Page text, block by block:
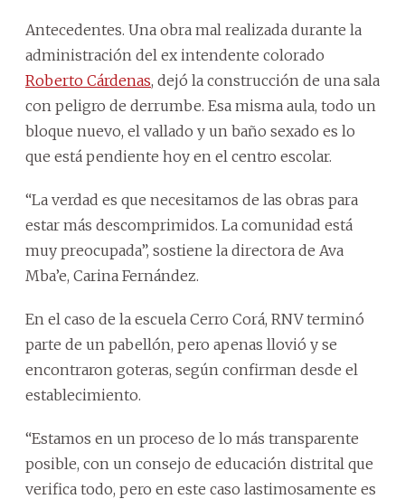
Antecedentes. Una obra mal realizada durante la
administración del ex intendente colorado
Roberto Cárdenas, dejó la construcción de una sala
con peligro de derrumbe. Esa misma aula, todo un
bloque nuevo, el vallado y un baño sexado es lo
que está pendiente hoy en el centro escolar.
“La verdad es que necesitamos de las obras para
estar más descomprimidos. La comunidad está
muy preocupada”, sostiene la directora de Ava
Mba’e, Carina Fernández.
En el caso de la escuela Cerro Corá, RNV terminó
parte de un pabellón, pero apenas llovió y se
encontraron goteras, según confirman desde el
establecimiento.
“Estamos en un proceso de lo más transparente
posible, con un consejo de educación distrital que
verifica todo, pero en este caso lastimosamente es